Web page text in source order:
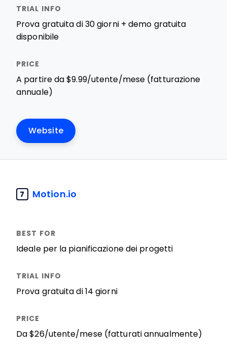
Prova gratuita di 30 giorni + demo gratuita
disponibile
A partire da $9.99/utente/mese (fatturazione
annuale)
Website
7 Motion.io
Ideale per la pianificazione dei progetti
Prova gratuita di 14 giorni
Da $26/utente/mese (fatturati annualmente)